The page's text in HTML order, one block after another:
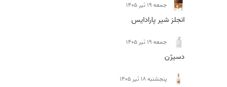
جمعه 19 تیر 1405
انجلز شیر پارادایس
جمعه 19 تیر 1405
دسیژن
پنجشنبه 18 تیر 1405